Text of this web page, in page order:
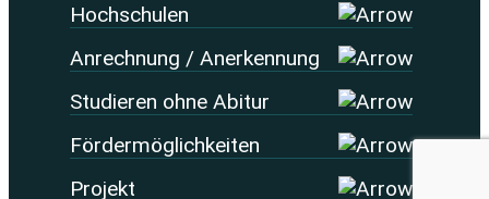
Hochschulen
Anrechnung / Anerkennung
Studieren ohne Abitur
Fördermöglichkeiten
Projekt